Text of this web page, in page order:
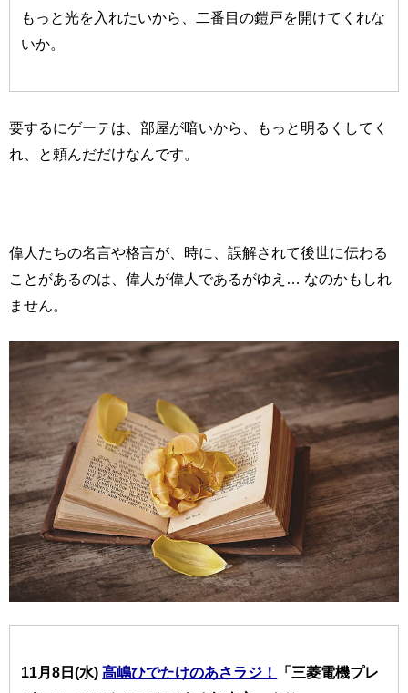
もっと光を入れたいから、二番目の鎧戸を開けてくれな
いか。
要するにゲーテは、部屋が暗いから、もっと明るくしてく
れ、と頼んだだけなんです。
偉人たちの名言や格言が、時に、誤解されて後世に伝わる
ことがあるのは、偉人が偉人であるがゆえ… なのかもしれ
ません。
11月8日(水)高嶋ひでたけのあさラジ！
「三菱電機プレ